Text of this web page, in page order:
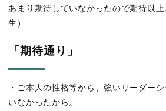
あまり期待していなかったので期待以
生）
「期待通り」
・ご本人の性格等から、強いリーダー
いなかったから。